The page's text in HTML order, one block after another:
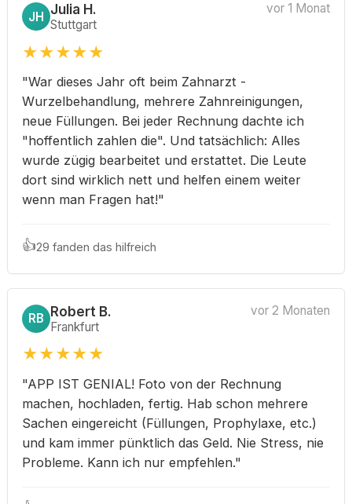
JH Julia H.
Stuttgart
vor 1 Monat
★★★★★
"War dieses Jahr oft beim Zahnarzt -
Wurzelbehandlung, mehrere Zahnreinigungen,
neue Füllungen. Bei jeder Rechnung dachte ich
"hoffentlich zahlen die". Und tatsächlich: Alles
wurde zügig bearbeitet und erstattet. Die Leute
dort sind wirklich nett und helfen einem weiter
wenn man Fragen hat!"
👍29 fanden das hilfreich
RB Robert B.
Frankfurt
vor 2 Monaten
★★★★★
"APP IST GENIAL! Foto von der Rechnung
machen, hochladen, fertig. Hab schon mehrere
Sachen eingereicht (Füllungen, Prophylaxe, etc.)
und kam immer pünktlich das Geld. Nie Stress, nie
Probleme. Kann ich nur empfehlen."